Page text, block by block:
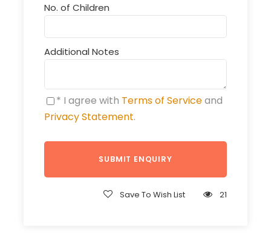
No. of Children
Additional Notes
* I agree with Terms of Serviceand
Privacy Statement.
Save To Wish List 21